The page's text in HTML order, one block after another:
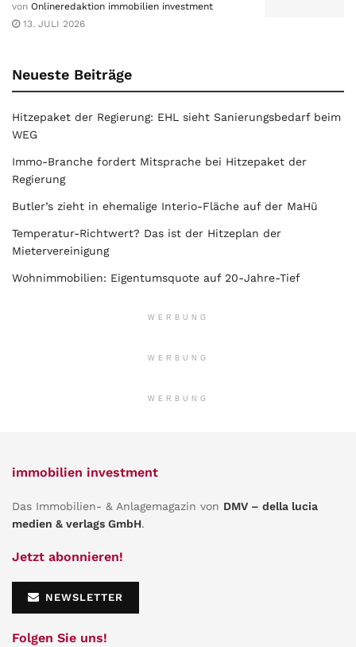
von Onlineredaktion immobilien investment
13. JULI 2026
Neueste Beiträge
Hitzepaket der Regierung: EHL sieht Sanierungsbedarf beim
WEG
Immo-Branche fordert Mitsprache bei Hitzepaket der
Regierung
Butler’s zieht in ehemalige Interio-Fläche auf der MaHü
Temperatur-Richtwert? Das ist der Hitzeplan der
Mietervereinigung
Wohnimmobilien: Eigentumsquote auf 20-Jahre-Tief
WERBUNG
WERBUNG
WERBUNG
immobilien investment
Das Immobilien- & Anlagemagazin von DMV – della lucia
medien & verlags GmbH.
Jetzt abonnieren!
NEWSLETTER
Folgen Sie uns!